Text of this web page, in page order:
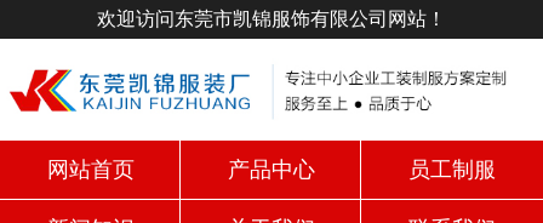
欢迎访问东莞市凯锦服饰有限公司网站！
网站首页 产品中心 员工制服